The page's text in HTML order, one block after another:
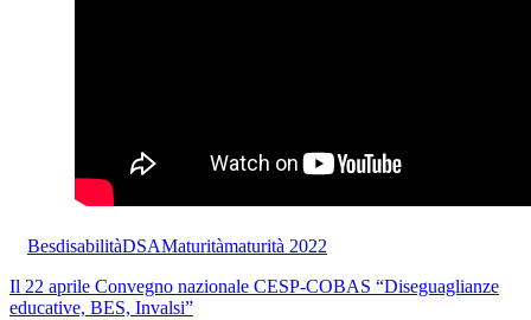
BesdisabilitàDSAMaturitàmaturità 2022
Il 22 aprile Convegno nazionale CESP-COBAS “Diseguaglianze
educative, BES, Invalsi”